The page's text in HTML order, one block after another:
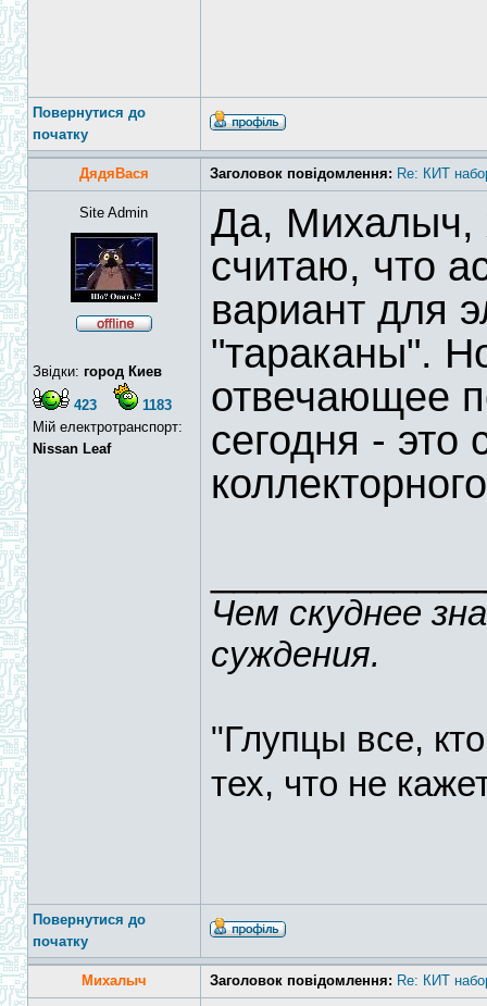
Повернутися до
початку
ДядяВася Заголовок повідомлення: Re: КИТ
Site Admin
Звідки: город Киев
423
1183
Мій електротранспорт:
Nissan Leaf
Да, Михалыч,
считаю, что
вариант для
"тараканы".
отвечающее
сегодня - это
Чем скуднее
суждения.
"Глупцы все,
тех, что не
Повернутися до
початку
Михалыч Заголовок повідомлення: Re: КИТ